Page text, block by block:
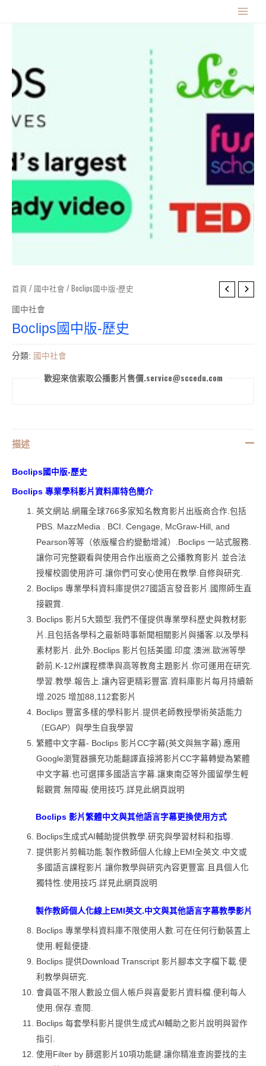
MAIN
首頁 / 國中社會 / Boclips國中版-歷史
國中社會
Boclips國中版-歷史
分類: 國中社會
歡迎來信索取公播影片售價.service@sccedu.com
描述
Boclips國中版-歷史
Boclips 專業學科影片資料庫特色簡介
英文網站.網羅全球766多家知名教育影片出版商合作.包括
PBS. MazzMedia . BCI. Cengage, McGraw-Hill, and
Pearson等等（依版權合約變動增減）.Boclips 一站式服務.
讓你可完整觀看與使用合作出版商之公播教育影片.並合法
授權校園使用許可.讓你們可安心使用在教學.自修與研究.
Boclips 專業學科資料庫提供27國語言發音影片.國際師生直
接觀賞.
Boclips 影片5大類型.我們不僅提供專業學科歷史與教材影
片.且包括各學科之最新時事新聞相關影片與播客.以及學科
素材影片. 此外.Boclips 影片包括美國.印度.澳洲.歐洲等學
齡前.K-12州課程標準與高等教育主題影片.你可運用在研究.
學習.教學.報告上.讓內容更精彩豐富.資料庫影片每月持續新
增.2025 增加88,112套影片
Boclips 豐富多樣的學科影片.提供老師教授學術英語能力
（EGAP）與學生自我學習
繁體中文字幕- Boclips 影片CC字幕(英文與無字幕).應用
Google瀏覽器擴充功能翻譯直接將影片CC字幕轉變為繁體
中文字幕.也可選擇多國語言字幕.讓東南亞等外國留學生輕
鬆觀賞.無障礙.使用技巧.詳見此網頁說明
Boclips 影片繁體中文與其他語言字幕更換使用方式
Boclips生成式AI輔助提供教學.研究與學習材料和指導.
提供影片剪輯功能.製作教師個人化線上EMI全英文.中文或
多國語言課程影片.讓你教學與研究內容更豐富.且具個人化
獨特性.使用技巧.詳見此網頁說明
製作教師個人化線上EMI英文.中文與其他語言字幕教學影片
Boclips 專業學科資料庫不限使用人數.可在任何行動裝置上
使用.輕鬆便捷.
Boclips 提供Download Transcript 影片腳本文字檔下載.便
利教學與研究.
會員區不限人數設立個人帳戶與喜愛影片資料檔.便利每人
使用.保存.查閱.
Boclips 每套學科影片提供生成式AI輔助之影片說明與習作
指引.
使用Filter by 篩選影片10項功能鍵.讓你精准查詢要找的主